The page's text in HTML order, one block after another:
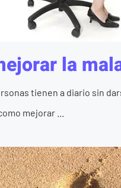
la
tienen a diario sin
mejorar ...